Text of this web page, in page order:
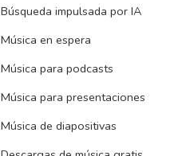
Búsqueda impulsada por IA
Música en espera
Música para podcasts
Música para presentaciones
Música de diapositivas